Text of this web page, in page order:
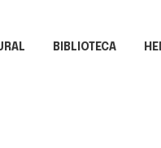
BIBLIOTECA